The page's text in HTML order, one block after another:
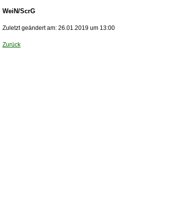
WeiN/ScrG
Zuletzt geändert am: 26.01.2019 um 13:00
Zurück